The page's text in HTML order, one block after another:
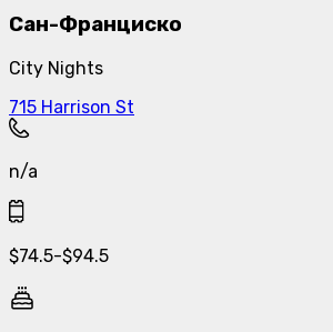
Сан-Франциско
City Nights
715 Harrison St
n/a
$74.5-$94.5